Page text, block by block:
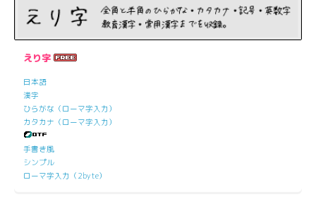
えり字
日本語
漢字
ひらがな（ローマ字入力）
カタカナ（ローマ字入力）
手書き風
シンプル
ローマ字入力（2byte）